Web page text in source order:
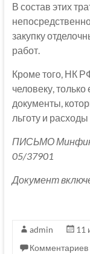
В состав этих
закупку
работ.
Кроме того, НК
человеку,
документы,
льготу и
ПИСЬМО
05/37901
Документ
admin 11
Комментариев